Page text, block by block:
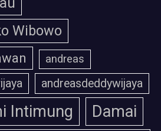
Wibowo
andreas
andreasdeddywijaya
Intimung
Damai